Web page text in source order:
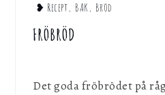
❥ Recept, BAK , Bröd
FRÖBRÖD
Det goda fröbrödet på